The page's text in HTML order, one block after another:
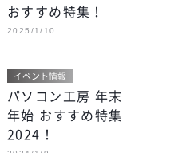
おすすめ特集！
2025/1/10
イベント情報
パソコン工房 年末
年始 おすすめ特集
2024！